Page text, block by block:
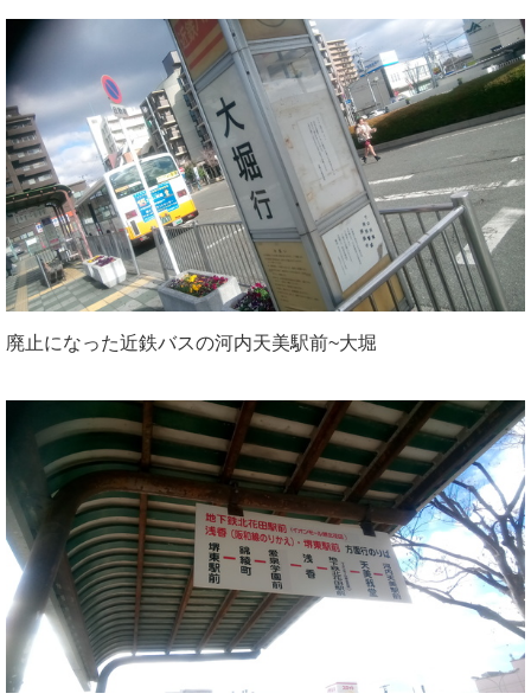
廃止になった近鉄バスの河内天美駅前~大堀